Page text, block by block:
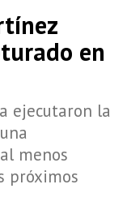
en
ejecutaron la
menos
próximos